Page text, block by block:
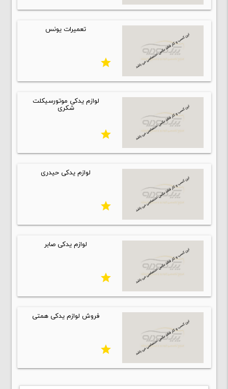
تعمیرات یونس
star
لوازم یدکی موتورسیکلت
شکری
star
لوازم یدکی حیدری
star
لوازم یدکی صابر
star
فروش لوازم یدکی همتی
star